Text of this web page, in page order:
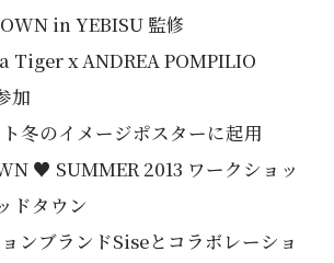
in YEBISU 監修
Tiger x ANDREA POMPILIO
加
冬のイメージポスターに起用
♥ SUMMER 2013 ワークショッ
ドタウン
ンブランドSiseとコラボレーショ